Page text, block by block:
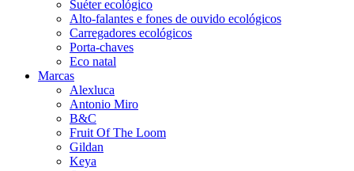
Suéter ecológico
Alto-falantes e fones de ouvido ecológicos
Carregadores ecológicos
Porta-chaves
Eco natal
Marcas
Alexluca
Antonio Miro
B&C
Fruit Of The Loom
Gildan
Keya